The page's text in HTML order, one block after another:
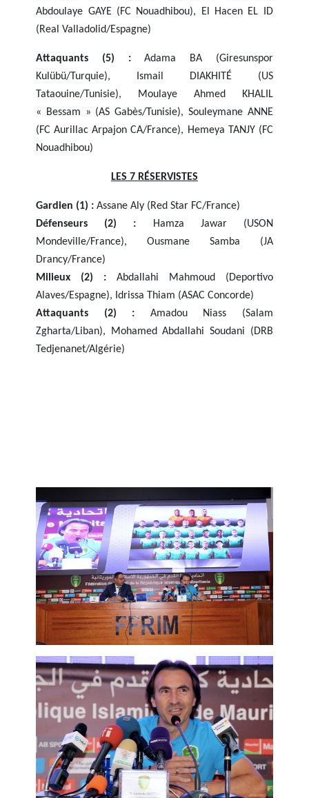
Abdoulaye GAYE (FC Nouadhibou), El Hacen EL ID
(Real Valladolid/Espagne)
Attaquants (5) :Adama BA (Giresunspor
Kulübü/Turquie), Ismail DIAKHITÉ (US
Tataouine/Tunisie), Moulaye Ahmed KHALIL
« Bessam » (AS Gabès/Tunisie), Souleymane ANNE
(FC Aurillac Arpajon CA/France), Hemeya TANJY (FC
Nouadhibou)
LES 7 RÉSERVISTES
Gardien (1) : Assane Aly (Red Star FC/France)
Défenseurs (2) : Hamza Jawar (USON
Mondeville/France), Ousmane Samba (JA
Drancy/France)
Milieux (2) : Abdallahi Mahmoud (Deportivo
Alaves/Espagne), Idrissa Thiam (ASAC Concorde)
Attaquants (2) : Amadou Niass (Salam
Zgharta/Liban), Mohamed Abdallahi Soudani (DRB
Tedjenanet/Algérie)